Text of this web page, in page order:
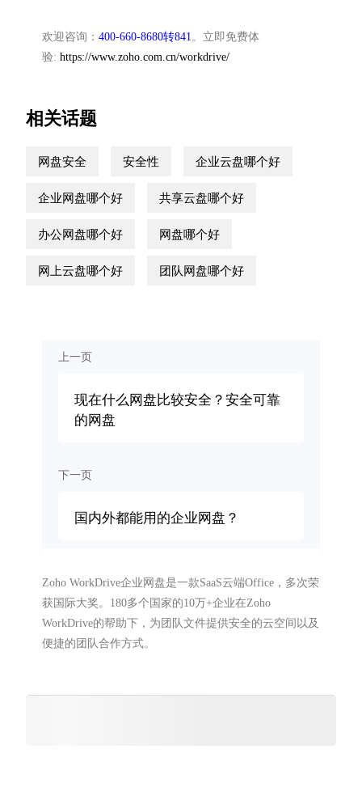
欢迎咨询： 400-660-8680转841。立即免费体
验: https://www.zoho.com.cn/workdrive/
相关话题
网盘安全 安全性 企业云盘哪个好
企业网盘哪个好 共享云盘哪个好
办公网盘哪个好 网盘哪个好
网上云盘哪个好 团队网盘哪个好
上一页
现在什么网盘比较安全？安全可靠
的网盘
下一页
国内外都能用的企业网盘？
Zoho WorkDrive企业网盘是一款SaaS云端Office，多次荣
获国际大奖。180多个国家的10万+企业在Zoho
WorkDrive的帮助下，为团队文件提供安全的云空间以及
便捷的团队合作方式。